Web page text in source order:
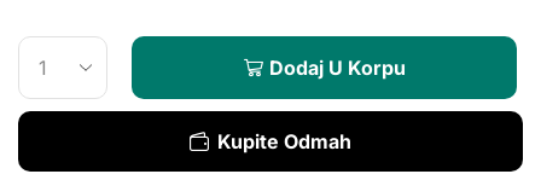
Dodaj U Korpu
Kupite Odmah